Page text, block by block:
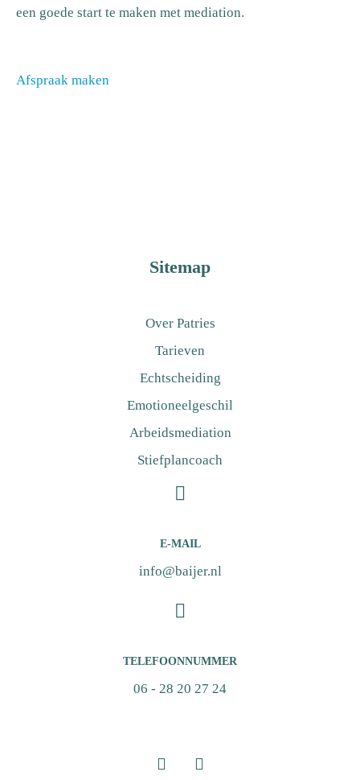
een goede start te maken met mediation.
Afspraak maken
Sitemap
Over Patries
Tarieven
Echtscheiding
Emotioneelgeschil
Arbeidsmediation
Stiefplancoach
E-MAIL
info@baijer.nl
TELEFOONNUMMER
06 - 28 20 27 24